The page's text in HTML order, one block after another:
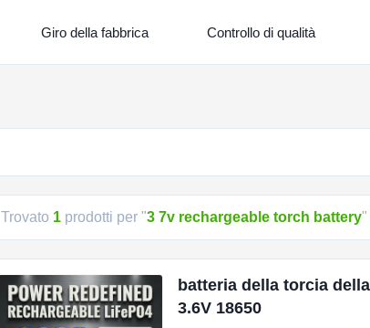
Giro della fabbrica Controllo di qualità
Trovato 1 prodotti per "3 7v rechargeable torch battery"
batteria della torcia
3.6V 18650